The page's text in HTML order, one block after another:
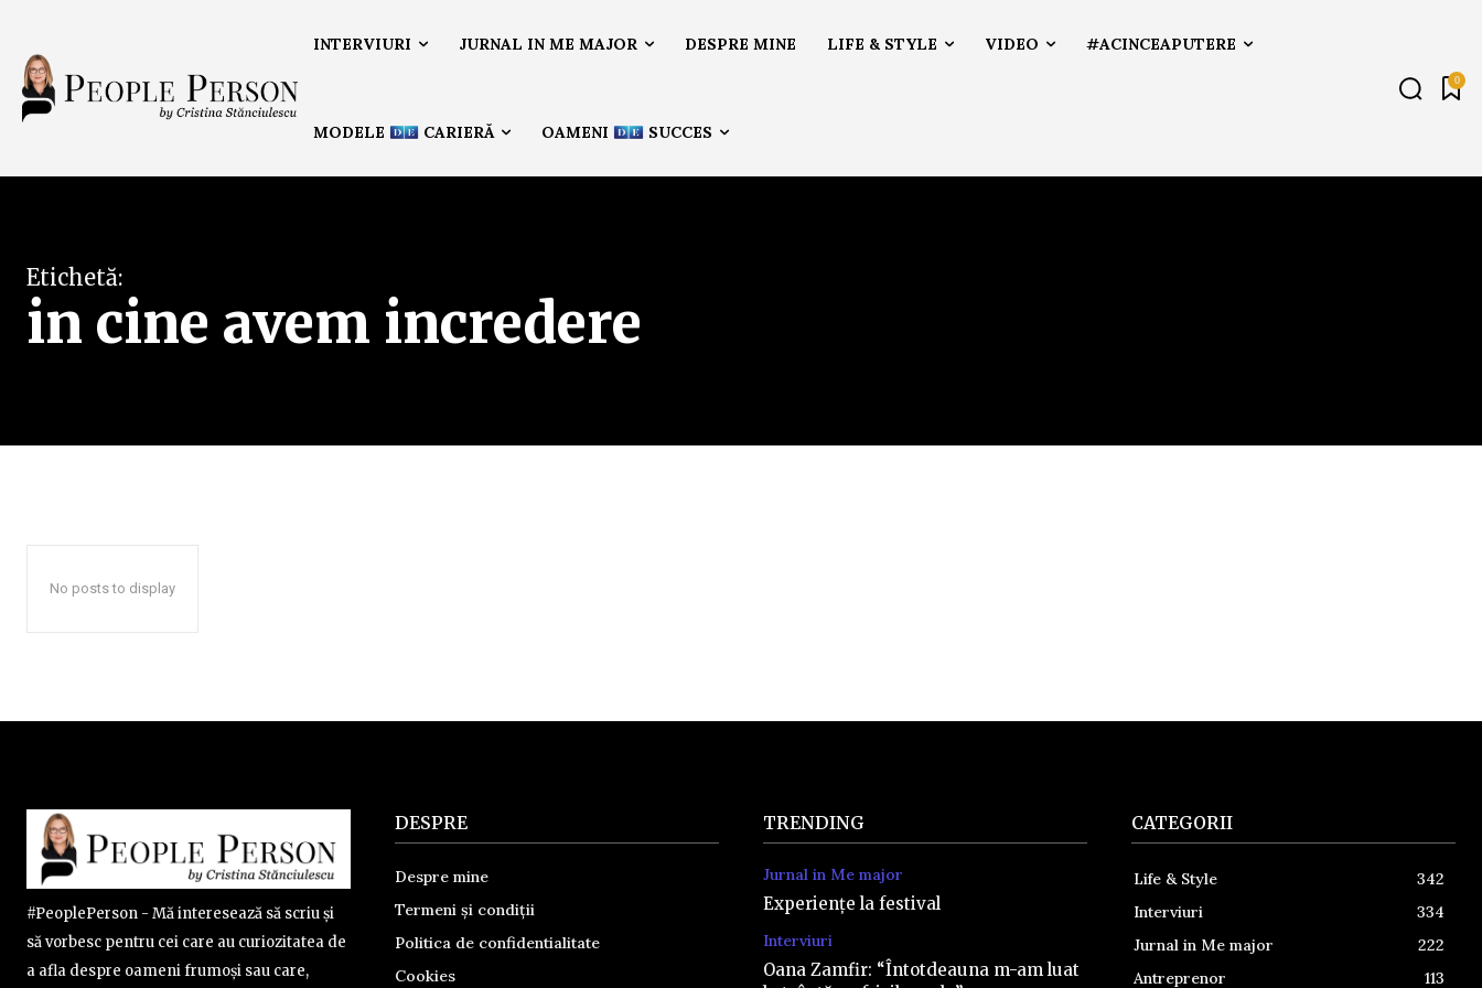
INTERVIURI JURNAL IN ME MAJOR DESPRE MINE LIFE & STYLE VIDEO #ACINCEAPUTERE
MODELE CARIERĂ OAMENI SUCCES
0
Etichetă:
in cine avem incredere
No posts to display
#PeoplePerson - Mă interesează să scriu și
să vorbesc pentru cei care au curiozitatea de
a afla despre oameni frumoși sau care,
DESPRE
Despre mine
Termeni și condiții
Politica de confidentialitate
Cookies
TRENDING
Jurnal in Me major
Experiențe la festival
Interviuri
Oana Zamfir: “Întotdeauna m-am luat
CATEGORII
Life & Style
342
Interviuri
334
Jurnal in Me major
222
Antreprenor
113